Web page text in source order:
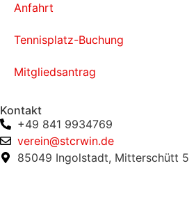
Anfahrt
Tennisplatz-Buchung
Mitgliedsantrag
Kontakt
+49 841 9934769
verein@stcrwin.de
85049 Ingolstadt, Mitterschütt 5